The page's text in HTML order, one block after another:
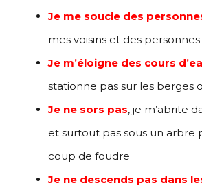
Je me soucie des
mes voisins et des
Je m’éloigne des cours
stationne pas sur les berges
Je ne sors pas, je m’abrite
et surtout pas sous un arbre
coup de foudre
Je ne descends pas dans